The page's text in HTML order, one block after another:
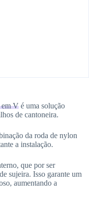
em V é uma solução
de cantoneira.
da roda de nylon
a instalação.
que por ser
sujeira. Isso garante um
aumentando a